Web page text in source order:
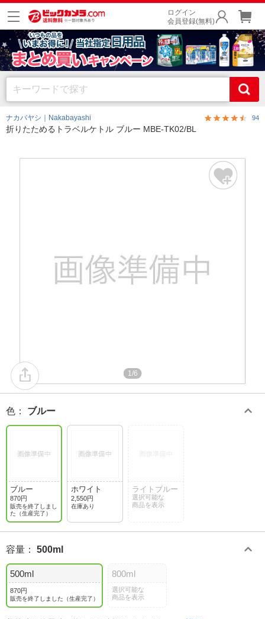
ログイン
会員登録(無料)
ナカバヤシ｜Nakabayashi 94
折りたためるトラベルケトル ブルー MBE-TK02/BL
1/6
色 ： ブルー
ブルー
870円
販売を終了しまし
た（生産完了）
ホワイト
2,550円
在庫あり
ライトブルー
選択可能な
商品を表示
容量 ： 500ml
500ml
870円
販売を終了しました（生産完了）
800ml
選択可能な
商品を表示